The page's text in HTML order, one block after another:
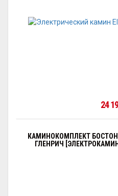
24
КАМИНОКОМПЛЕКТ БОСТОН
ГЛЕНРИЧ [ЭЛЕКТРОКАМИН